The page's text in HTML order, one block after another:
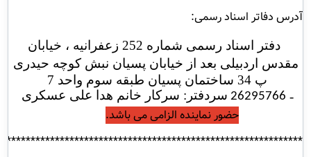
آدرس دفاتر اسناد رسمی:
دفتر اسناد رسمی شماره 252 زعفرانیه ، خیابان
مقدس اردبیلی بعد از خیابان پسیان نبش کوچه حیدری
-
26295766 سردفتر: سرکار خانم هدا علی عسکری
حضور نماینده الزامی می باشد.